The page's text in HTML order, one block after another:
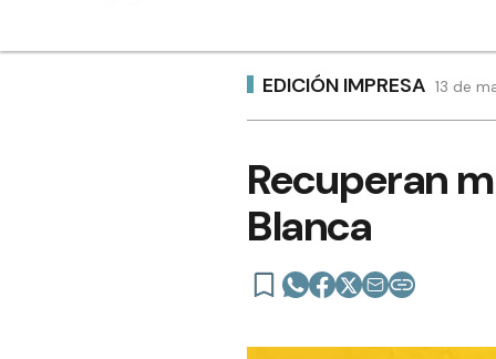
EDICIÓN IMPRESA 13 de
Recuperan
Blanca